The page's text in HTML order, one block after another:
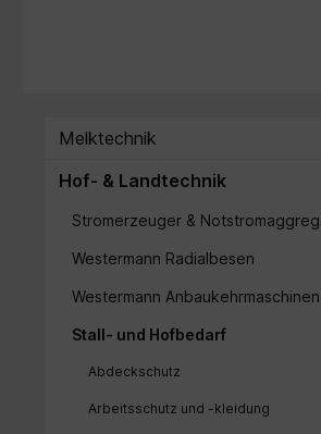
Melktechnik
Hof- & Landtechnik
Stromerzeuger &
Westermann Radialbesen
Westermann Anbaukehrmaschinen
Stall- und Hofbedarf
Abdeckschutz
Arbeitsschutz und -kleidung